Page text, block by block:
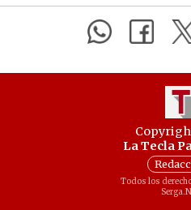
La Tecla
Todos los